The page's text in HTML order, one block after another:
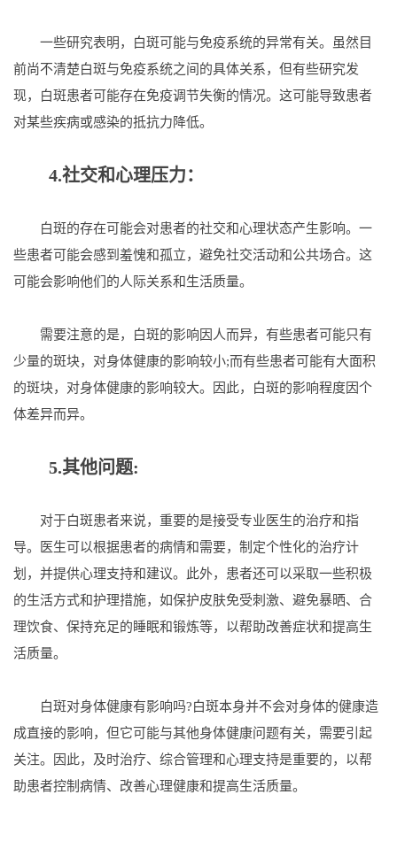
一些研究表明，白斑可能与免疫系统的异常有关。虽然目
前尚不清楚白斑与免疫系统之间的具体关系，但有些研究发
现，白斑患者可能存在免疫调节失衡的情况。这可能导致患者
对某些疾病或感染的抵抗力降低。
4.社交和心理压力：
白斑的存在可能会对患者的社交和心理状态产生影响。一
些患者可能会感到羞愧和孤立，避免社交活动和公共场合。这
可能会影响他们的人际关系和生活质量。
需要注意的是，白斑的影响因人而异，有些患者可能只有
少量的斑块，对身体健康的影响较小;而有些患者可能有大面积
的斑块，对身体健康的影响较大。因此，白斑的影响程度因个
体差异而异。
5.其他问题:
对于白斑患者来说，重要的是接受专业医生的治疗和指
导。医生可以根据患者的病情和需要，制定个性化的治疗计
划，并提供心理支持和建议。此外，患者还可以采取一些积极
的生活方式和护理措施，如保护皮肤免受刺激、避免暴晒、合
理饮食、保持充足的睡眠和锻炼等，以帮助改善症状和提高生
活质量。
白斑对身体健康有影响吗?白斑本身并不会对身体的健康造
成直接的影响，但它可能与其他身体健康问题有关，需要引起
关注。因此，及时治疗、综合管理和心理支持是重要的，以帮
助患者控制病情、改善心理健康和提高生活质量。